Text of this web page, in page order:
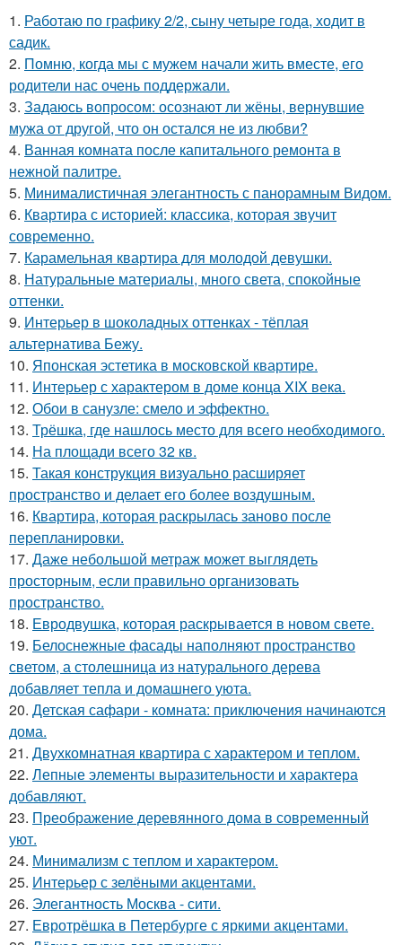
1. Работаю по графику 2/2, сыну четыре года, ходит в
садик.
2. Помню, когда мы с мужем начали жить вместе, его
родители нас очень поддержали.
3. Задаюсь вопросом: осознают ли жёны, вернувшие
мужа от другой, что он остался не из любви?
4. Ванная комната после капитального ремонта в
нежной палитре.
5. Минималистичная элегантность с панорамным Видом.
6. Квартира с историей: классика, которая звучит
современно.
7. Карамельная квартира для молодой девушки.
8. Натуральные материалы, много света, спокойные
оттенки.
9. Интерьер в шоколадных оттенках - тёплая
альтернатива Бежу.
10. Японская эстетика в московской квартире.
11. Интерьер с характером в доме конца XIX века.
12. Обои в санузле: смело и эффектно.
13. Трёшка, где нашлось место для всего необходимого.
14. На площади всего 32 кв.
15. Такая конструкция визуально расширяет
пространство и делает его более воздушным.
16. Квартира, которая раскрылась заново после
перепланировки.
17. Даже небольшой метраж может выглядеть
просторным, если правильно организовать
пространство.
18. Евродвушка, которая раскрывается в новом свете.
19. Белоснежные фасады наполняют пространство
светом, а столешница из натурального дерева
добавляет тепла и домашнего уюта.
20. Детская сафари - комната: приключения начинаются
дома.
21. Двухкомнатная квартира с характером и теплом.
22. Лепные элементы выразительности и характера
добавляют.
23. Преображение деревянного дома в современный
уют.
24. Минимализм с теплом и характером.
25. Интерьер с зелёными акцентами.
26. Элегантность Москва - сити.
27. Евротрёшка в Петербурге с яркими акцентами.